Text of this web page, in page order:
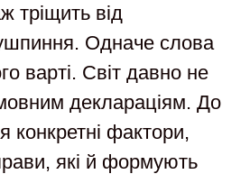
тріщить від
Одначе слова
варті. Світ давно не
деклараціям. До
конкретні фактори,
які й формують